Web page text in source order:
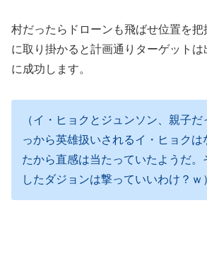
村だったらドローンも飛ばせ位置を
に取り掛かると計画通りターゲット
に成功します。
（イ・ヒョクとジュンソン、親子
っから英雄扱いされるイ・ヒョクは
たから直感は当たっていたようだ。
したダジョンは撃っていいわけ？ｗ